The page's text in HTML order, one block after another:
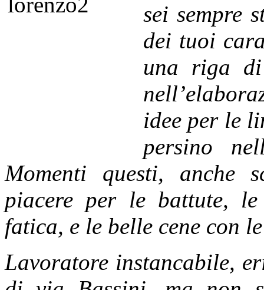
sei sempre
dei tuoi
una riga
idee per le
persino
Momenti questi, anche
piacere per le battute,
fatica, e le belle cene con
Lavoratore instancabile,